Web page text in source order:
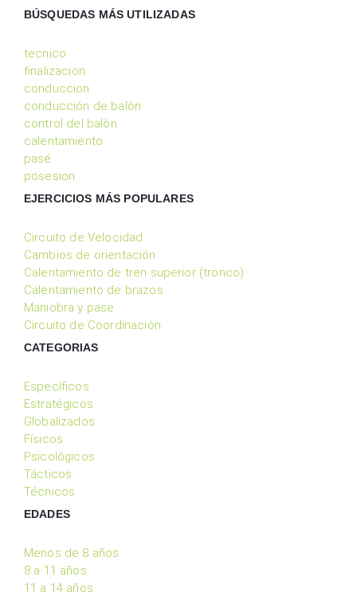
BÚSQUEDAS MÁS UTILIZADAS
tecnico
finalizacion
conduccion
conducción de balòn
control del balòn
calentamiento
pasé
posesion
EJERCICIOS MÁS POPULARES
Circuito de Velocidad
Cambios de orientación
Calentamiento de tren superior (tronco)
Calentamiento de brazos
Maniobra y pase
Circuito de Coordinación
CATEGORIAS
Específicos
Estratégicos
Globalizados
Físicos
Psicológicos
Tácticos
Técnicos
EDADES
Menos de 8 años
8 a 11 años
11 a 14 años